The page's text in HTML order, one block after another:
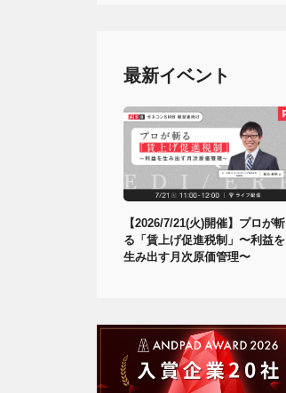
最新イベント
【2026/7/21(火)開催】プロが斬
る「賃上げ促進税制」〜利益を
生み出す月次原価管理〜